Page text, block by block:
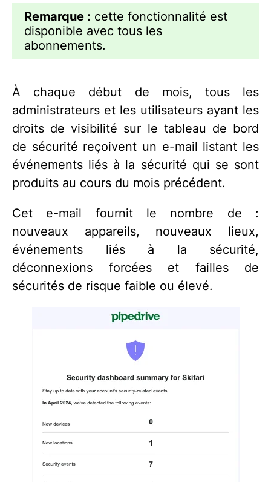
Remarque : cette fonctionnalité est
disponible avec tous les
abonnements.
À chaque début de mois, tous les
administrateurs et les utilisateurs ayant les
droits de visibilité sur le tableau de bord
de sécurité reçoivent un e-mail listant les
événements liés à la sécurité qui se sont
produits au cours du mois précédent.
Cet e-mail fournit le nombre de :
nouveaux appareils, nouveaux lieux,
événements liés à la sécurité,
déconnexions forcées et failles de
sécurités de risque faible ou élevé.